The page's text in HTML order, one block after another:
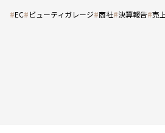
#EC#ビューティガレージ#商社#決算報告#売